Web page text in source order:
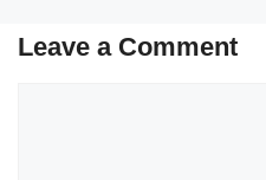
Leave a Comment